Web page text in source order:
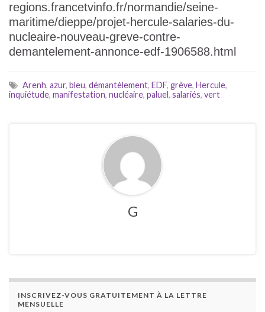
regions.francetvinfo.fr/normandie/seine-
maritime/dieppe/projet-hercule-salaries-du-
nucleaire-nouveau-greve-contre-
demantelement-annonce-edf-1906588.html
Arenh, azur, bleu, démantèlement, EDF, grève, Hercule,
inquiétude, manifestation, nucléaire, paluel, salariés, vert
G
INSCRIVEZ-VOUS GRATUITEMENT À LA LETTRE
MENSUELLE